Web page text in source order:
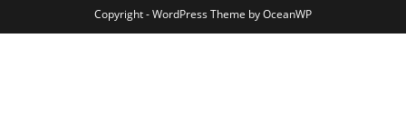
Copyright - WordPress Theme by OceanWP